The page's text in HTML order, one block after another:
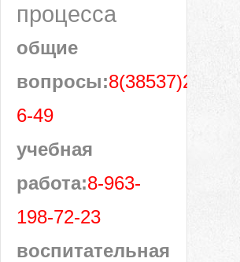
процесса
общие
вопросы:8(38537)28-
6-49
учебная
работа:8-963-
198-72-23
воспитательная